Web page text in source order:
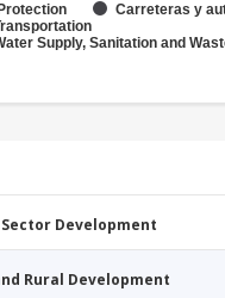
Carreteras y
Supply, Sanitation and
Sector Development
Rural Development